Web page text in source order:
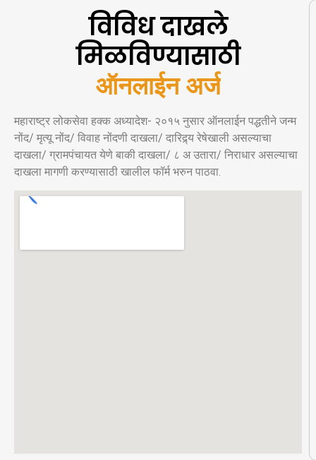
विविध दाखले
मिळविण्यासाठी
ऑनलाईन अर्ज
महाराष्ट्र लोकसेवा हक्क अध्यादेश- २०१५ नुसार ऑनलाईन पद्धतीने जन्म
नोंद/ मृत्यू नोंद/ विवाह नोंदणी दाखला/ दारिद्र्य रेषेखाली असल्याचा
दाखला/ ग्रामपंचायत येणे बाकी दाखला/ ८ अ उतारा/ निराधार असल्याचा
दाखला मागणी करण्यासाठी खालील फॉर्म भरुन पाठवा.